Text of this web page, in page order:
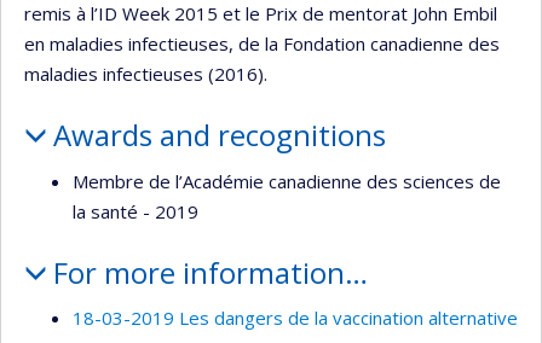
remis à l’ID Week 2015 et le Prix de mentorat John Embil
en maladies infectieuses, de la Fondation canadienne des
maladies infectieuses (2016).
Awards and recognitions
Membre de l’Académie canadienne des sciences de
la santé - 2019
For more information…
18-03-2019 Les dangers de la vaccination alternative